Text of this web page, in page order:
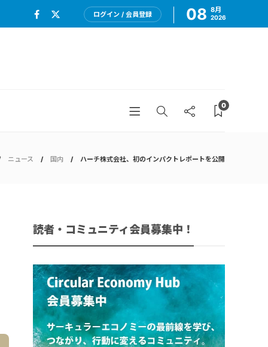
ログイン / 会員登録 08 8月
2026
0
ニュース 国内 ハーチ株式会社、初のインパクトレポートを公開
読者・コミュニティ会員募集中！